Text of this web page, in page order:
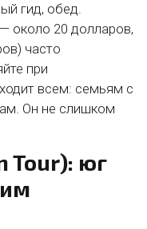
гид, обед.
около 20 долларов,
часто
при
всем: семьям с
Он не слишком
Tour): юг